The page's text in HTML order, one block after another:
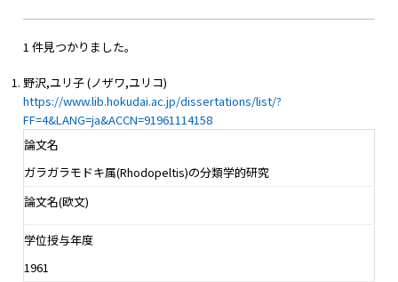
1 件見つかりました。
野沢,ユリ子 (ノザワ,ユリコ)
https://www.lib.hokudai.ac.jp/dissertations/list/?
FF=4&LANG=ja&ACCN=91961114158
論文名
ガラガラモドキ属(Rhodopeltis)の分類学的研究
論文名(欧文)
学位授与年度
1961